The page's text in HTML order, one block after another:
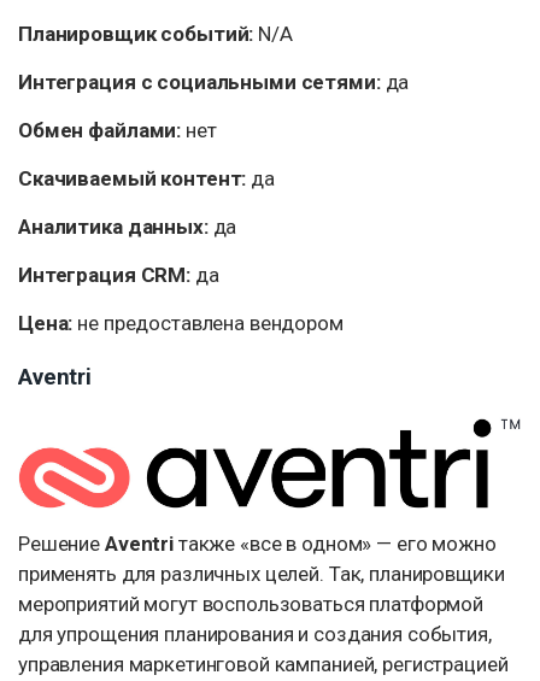
Планировщик событий: N/A
Интеграция с социальными сетями:да
Обмен файлами: нет
Скачиваемый контент: да
Аналитика данных:да
Интеграция CRM:да
Цена: не предоставлена вендором
Aventri
Решение Aventriтакже «все в одном» — его можно
применять для различных целей. Так, планировщики
мероприятий могут воспользоваться платформой
для упрощения планирования и создания события,
управления маркетинговой кампанией, регистрацией